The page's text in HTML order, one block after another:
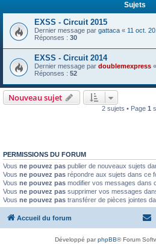
Sujets
EXSS - Circuit 2015
Dernier message par gattaca « 11 oct.
Réponses : 30
EXSS - Circuit 2014
Dernier message par doublemexpress «
Réponses : 52
Nouveau sujet
2 sujets • Page 1
PERMISSIONS DU FORUM
Vous ne pouvez pas publier de nouveaux sujets
Vous ne pouvez pas répondre aux sujets dans ce
Vous ne pouvez pas modifier vos messages dans
Vous ne pouvez pas supprimer vos messages
Vous ne pouvez pas transférer de pièces jointes
Accueil du forum
Développé parphpBB® Forum